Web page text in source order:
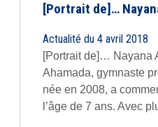
[Portrait de]…
Actualité du 4 avril 2018
[Portrait de]… Nayana
Ahamada, gymnaste
née en 2008, a
l’âge de 7 ans. Avec